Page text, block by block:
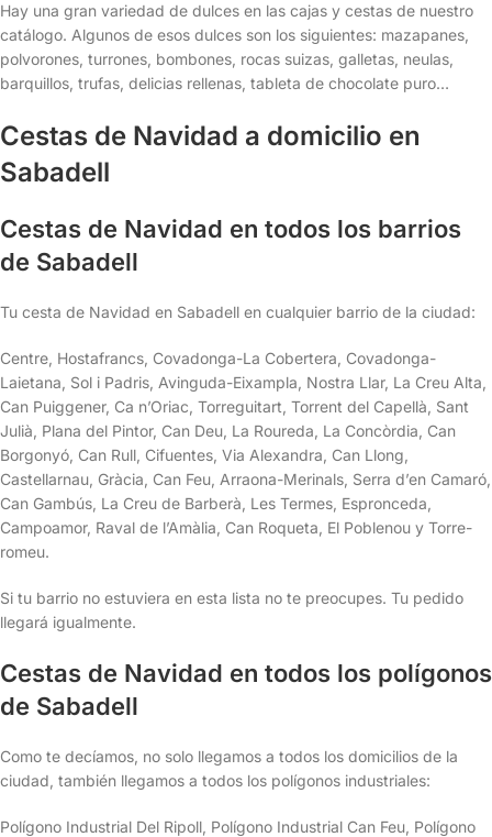
Hay una gran variedad de dulces en las cajas y cestas de nuestro
catálogo. Algunos de esos dulces son los siguientes: mazapanes,
polvorones, turrones, bombones, rocas suizas, galletas, neulas,
barquillos, trufas, delicias rellenas, tableta de chocolate puro…
Cestas de Navidad a domicilio en
Sabadell
Cestas de Navidad en todos los barrios
de Sabadell
Tu cesta de Navidad en Sabadell en cualquier barrio de la ciudad:
Centre, Hostafrancs, Covadonga-La Cobertera, Covadonga-
Laietana, Sol i Padris, Avinguda-Eixampla, Nostra Llar, La Creu Alta,
Can Puiggener, Ca n’Oriac, Torreguitart, Torrent del Capellà, Sant
Julià, Plana del Pintor, Can Deu, La Roureda, La Concòrdia, Can
Borgonyó, Can Rull, Cifuentes, Via Alexandra, Can Llong,
Castellarnau, Gràcia, Can Feu, Arraona-Merinals, Serra d’en Camaró,
Can Gambús, La Creu de Barberà, Les Termes, Espronceda,
Campoamor, Raval de l’Amàlia, Can Roqueta, El Poblenou y Torre-
romeu.
Si tu barrio no estuviera en esta lista no te preocupes. Tu pedido
llegará igualmente.
Cestas de Navidad en todos los polígonos
de Sabadell
Como te decíamos, no solo llegamos a todos los domicilios de la
ciudad, también llegamos a todos los polígonos industriales:
Polígono Industrial Del Ripoll, Polígono Industrial Can Feu, Polígono